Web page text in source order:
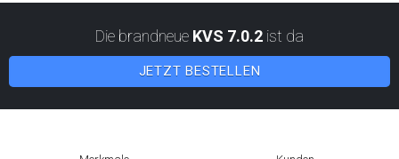
Die brandneue KVS 7.0.2 ist da
JETZT BESTELLEN